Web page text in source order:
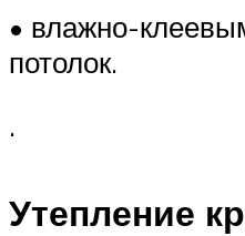
• влажно-
потолок.
.
Утепление